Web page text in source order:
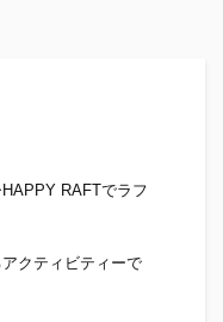
RAFTでラフ
クティビティーで